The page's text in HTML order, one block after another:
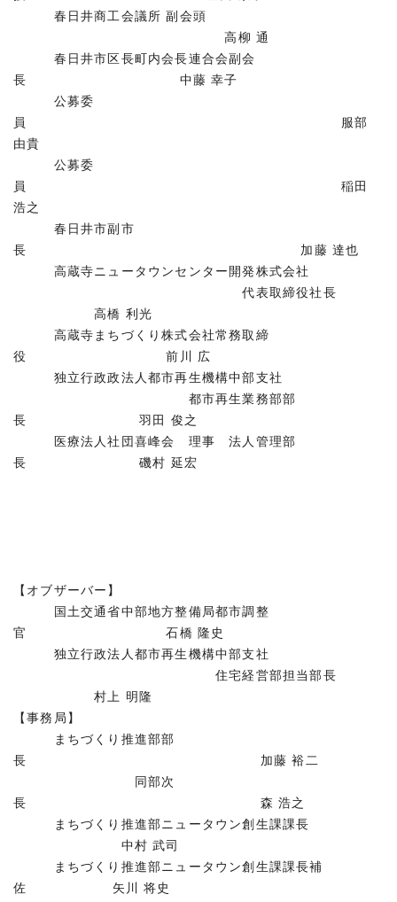
春日井商工会議所 副会頭
高柳 通
春日井市区長町内会長連合会副会
長 中藤 幸子
公募委
員 服部
由貴
公募委
員 稲田
浩之
春日井市副市
長 加藤 達也
高蔵寺ニュータウンセンター開発株式会社
代表取締役社長
高橋 利光
高蔵寺まちづくり株式会社常務取締
役 前川 広
独立行政政法人都市再生機構中部支社
都市再生業務部部
長 羽田 俊之
医療法人社団喜峰会 理事 法人管理部
長 磯村 延宏
【オブザーバー】
国土交通省中部地方整備局都市調整
官 石橋 隆史
独立行政法人都市再生機構中部支社
住宅経営部担当部長
村上 明隆
【事務局】
まちづくり推進部部
長 加藤 裕二
同部次
長 森 浩之
まちづくり推進部ニュータウン創生課課長
中村 武司
まちづくり推進部ニュータウン創生課課長補
佐 矢川 将史